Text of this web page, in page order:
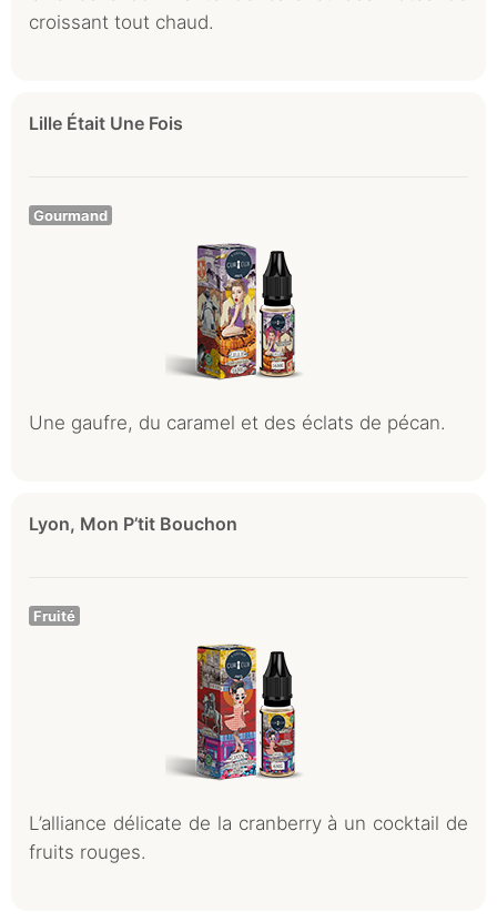
croissant tout chaud.
Lille Était Une Fois
Gourmand
Une gaufre, du caramel et des éclats de pécan.
Lyon, Mon P’tit Bouchon
Fruité
L’alliance délicate de la cranberry à un cocktail de
fruits rouges.